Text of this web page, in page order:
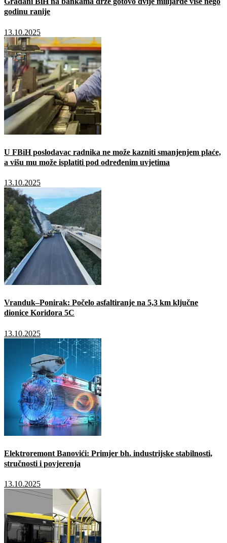
godinu ranije
13.10.2025
U FBiH poslodavac radnika ne može kazniti smanjenjem plaće,
a višu mu može isplatiti pod određenim uvjetima
13.10.2025
Vranduk–Ponirak: Počelo asfaltiranje na 5,3 km ključne
dionice Koridora 5C
13.10.2025
Elektroremont Banovići: Primjer bh. industrijske stabilnosti,
stručnosti i povjerenja
13.10.2025